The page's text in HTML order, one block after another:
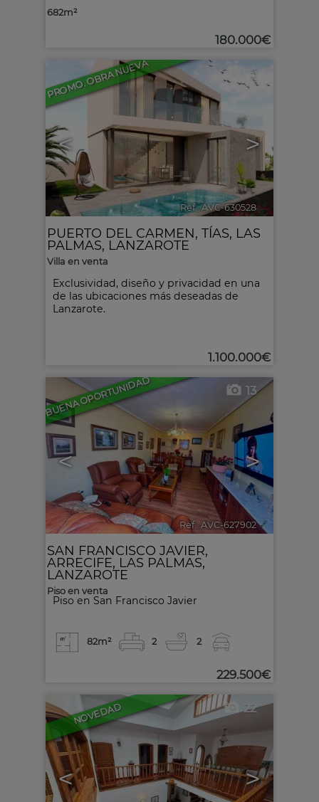
682m²
180.000€
PROMO. OBRA NUEVA
< >
5
Ref.. AVC-630528 🔗
Exclusividad, diseño y privacidad en una
de las ubicaciones más deseadas de
Lanzarote.
PUERTO DEL CARMEN, TÍAS, LAS
PALMAS, LANZAROTE
Villa en venta
1.100.000€
BUENA OPORTUNIDAD
< >
13
Ref.. AVC-627902 🔗
Piso en San Francisco Javier
SAN FRANCISCO JAVIER,
ARRECIFE, LAS PALMAS,
LANZAROTE
Piso en venta
82m² 2 2
229.500€
NOVEDAD
< >
22